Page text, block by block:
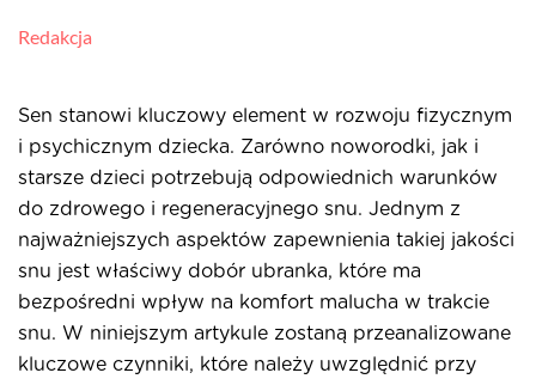
Redakcja
Sen stanowi kluczowy element w rozwoju fizycznym
i psychicznym dziecka. Zarówno noworodki, jak i
starsze dzieci potrzebują odpowiednich warunków
do zdrowego i regeneracyjnego snu. Jednym z
najważniejszych aspektów zapewnienia takiej jakości
snu jest właściwy dobór ubranka, które ma
bezpośredni wpływ na komfort malucha w trakcie
snu. W niniejszym artykule zostaną przeanalizowane
kluczowe czynniki, które należy uwzględnić przy